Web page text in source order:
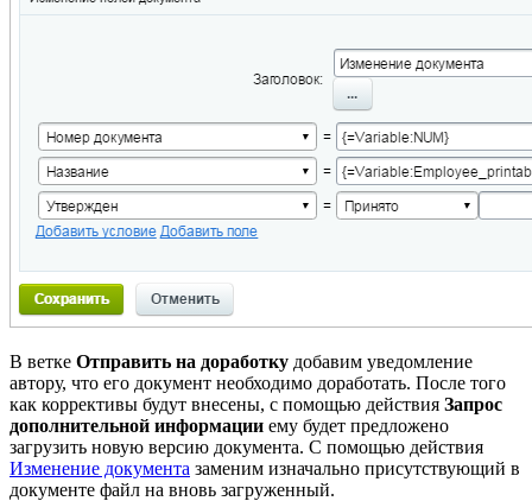
В ветке Отправить на доработку добавим уведомление
автору, что его документ необходимо доработать. После того
как коррективы будут внесены, с помощью действия Запрос
дополнительной информации ему будет предложено
загрузить новую версию документа. С помощью действия
Изменение документа заменим изначально присутствующий в
документе файл на вновь загруженный.